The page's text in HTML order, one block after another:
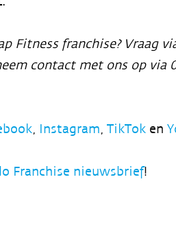
Fitness franchise? Vraag
contact met ons op via
Instagram TikTok en
Franchise nieuwsbrief!